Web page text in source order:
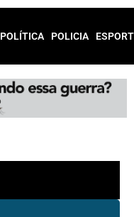
POLÍTICA POLICIA